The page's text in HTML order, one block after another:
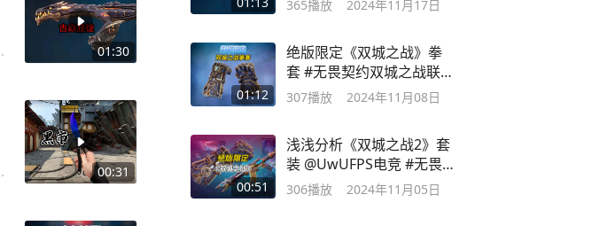
01:30
00:31
365播放 2024年11月17日
01:12
绝版限定《双城之战》拳
套 #无畏契约双城之战联动
#无畏契约
307播放 2024年11月08日
00:51
浅浅分析《双城之战2》套
装 @UwUFPS电竞 #无畏
契约双城之战联动
306播放 2024年11月05日